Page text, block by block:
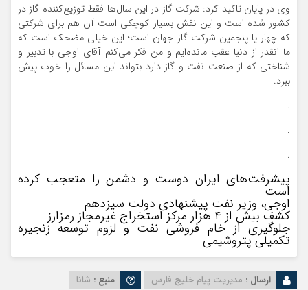
وی در پایان تاکید کرد: شرکت گاز در این سال‌ها فقط توزیع‌کننده گاز در
کشور شده است و این نقش بسیار کوچکی است آن هم برای شرکتی
که چهار یا پنجمین شرکت گاز جهان است؛ این خیلی مضحک است که
ما انقدر از دنیا عقب مانده‌ایم و من فکر می‌کنم آقای اوجی با تدبیر و
شناختی که از صنعت نفت و گاز دارد بتواند این مسائل را خوب پیش
ببرد.
.
.
.
پیشرفت‌های ایران دوست و دشمن را متعجب کرده
است
اوجی، وزیر نفت پیشنهادی دولت سیزدهم
کشف بیش از ۴ هزار مرکز استخراج غیرمجاز رمزارز
جلوگیری از خام فروشی نفت و لزوم توسعه زنجیره
تکمیلی پتروشیمی
ارسال : مدیریت پیام خلیج فارس منبع : شانا